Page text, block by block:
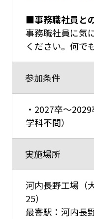
■事務職社員と
事務職社員に気
ください。何で
参加条件
・2027卒～
学科不問）
実施場所
河内長野工場（
25）
最寄駅：河内長